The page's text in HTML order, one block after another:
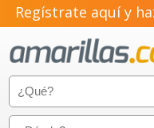
Regístrate aquí y